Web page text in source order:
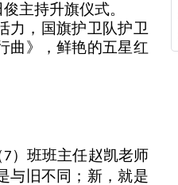
主持升旗仪式。
力，国旗护卫队护卫
曲》，鲜艳的五星红
7 ）班班主任赵凯老师
与旧不同；新，就是